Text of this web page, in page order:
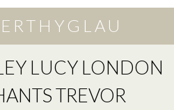
LUCY LONDON
TREVOR